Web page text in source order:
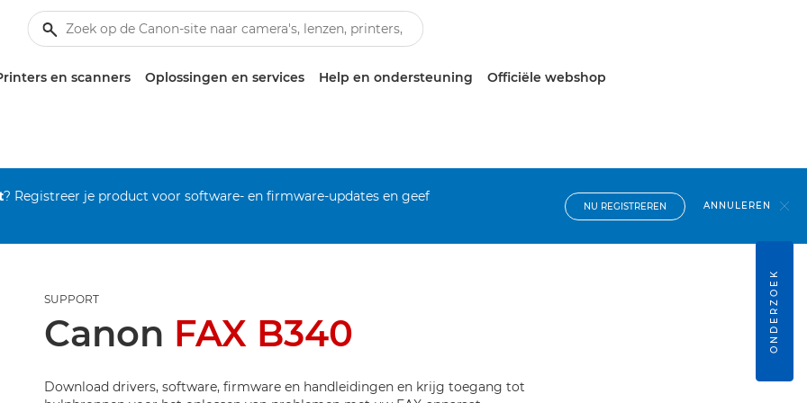
en scanners Oplossingen en services Help en ondersteuning Officiële webshop
? Registreer je product voor software- en firmware-updates en geef
NU REGISTREREN ANNULEREN
SUPPORT
Canon FAX B340
Download drivers, software, firmware en handleidingen en krijg toegang tot
ONDERZOEK